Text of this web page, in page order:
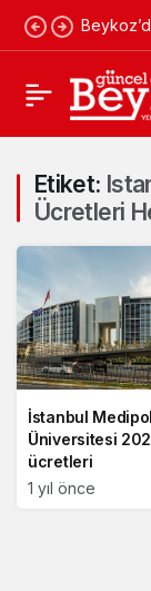
Etiket:
Ücretleri
İstanbul Medipol
Üniversitesi
ücretleri
1 yıl önce